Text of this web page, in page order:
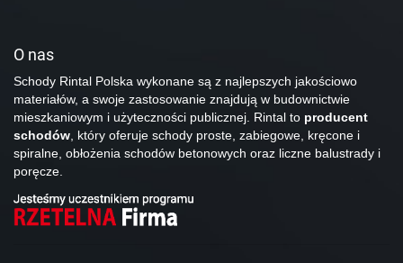
O nas
Schody Rintal Polska wykonane są z najlepszych jakościowo
materiałów, a swoje zastosowanie znajdują w budownictwie
mieszkaniowym i użyteczności publicznej. Rintal to producent
schodów, który oferuje schody proste, zabiegowe, kręcone i
spiralne, obłożenia schodów betonowych oraz liczne balustrady i
poręcze.